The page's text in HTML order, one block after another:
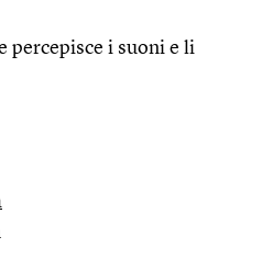
percepisce i suoni e li